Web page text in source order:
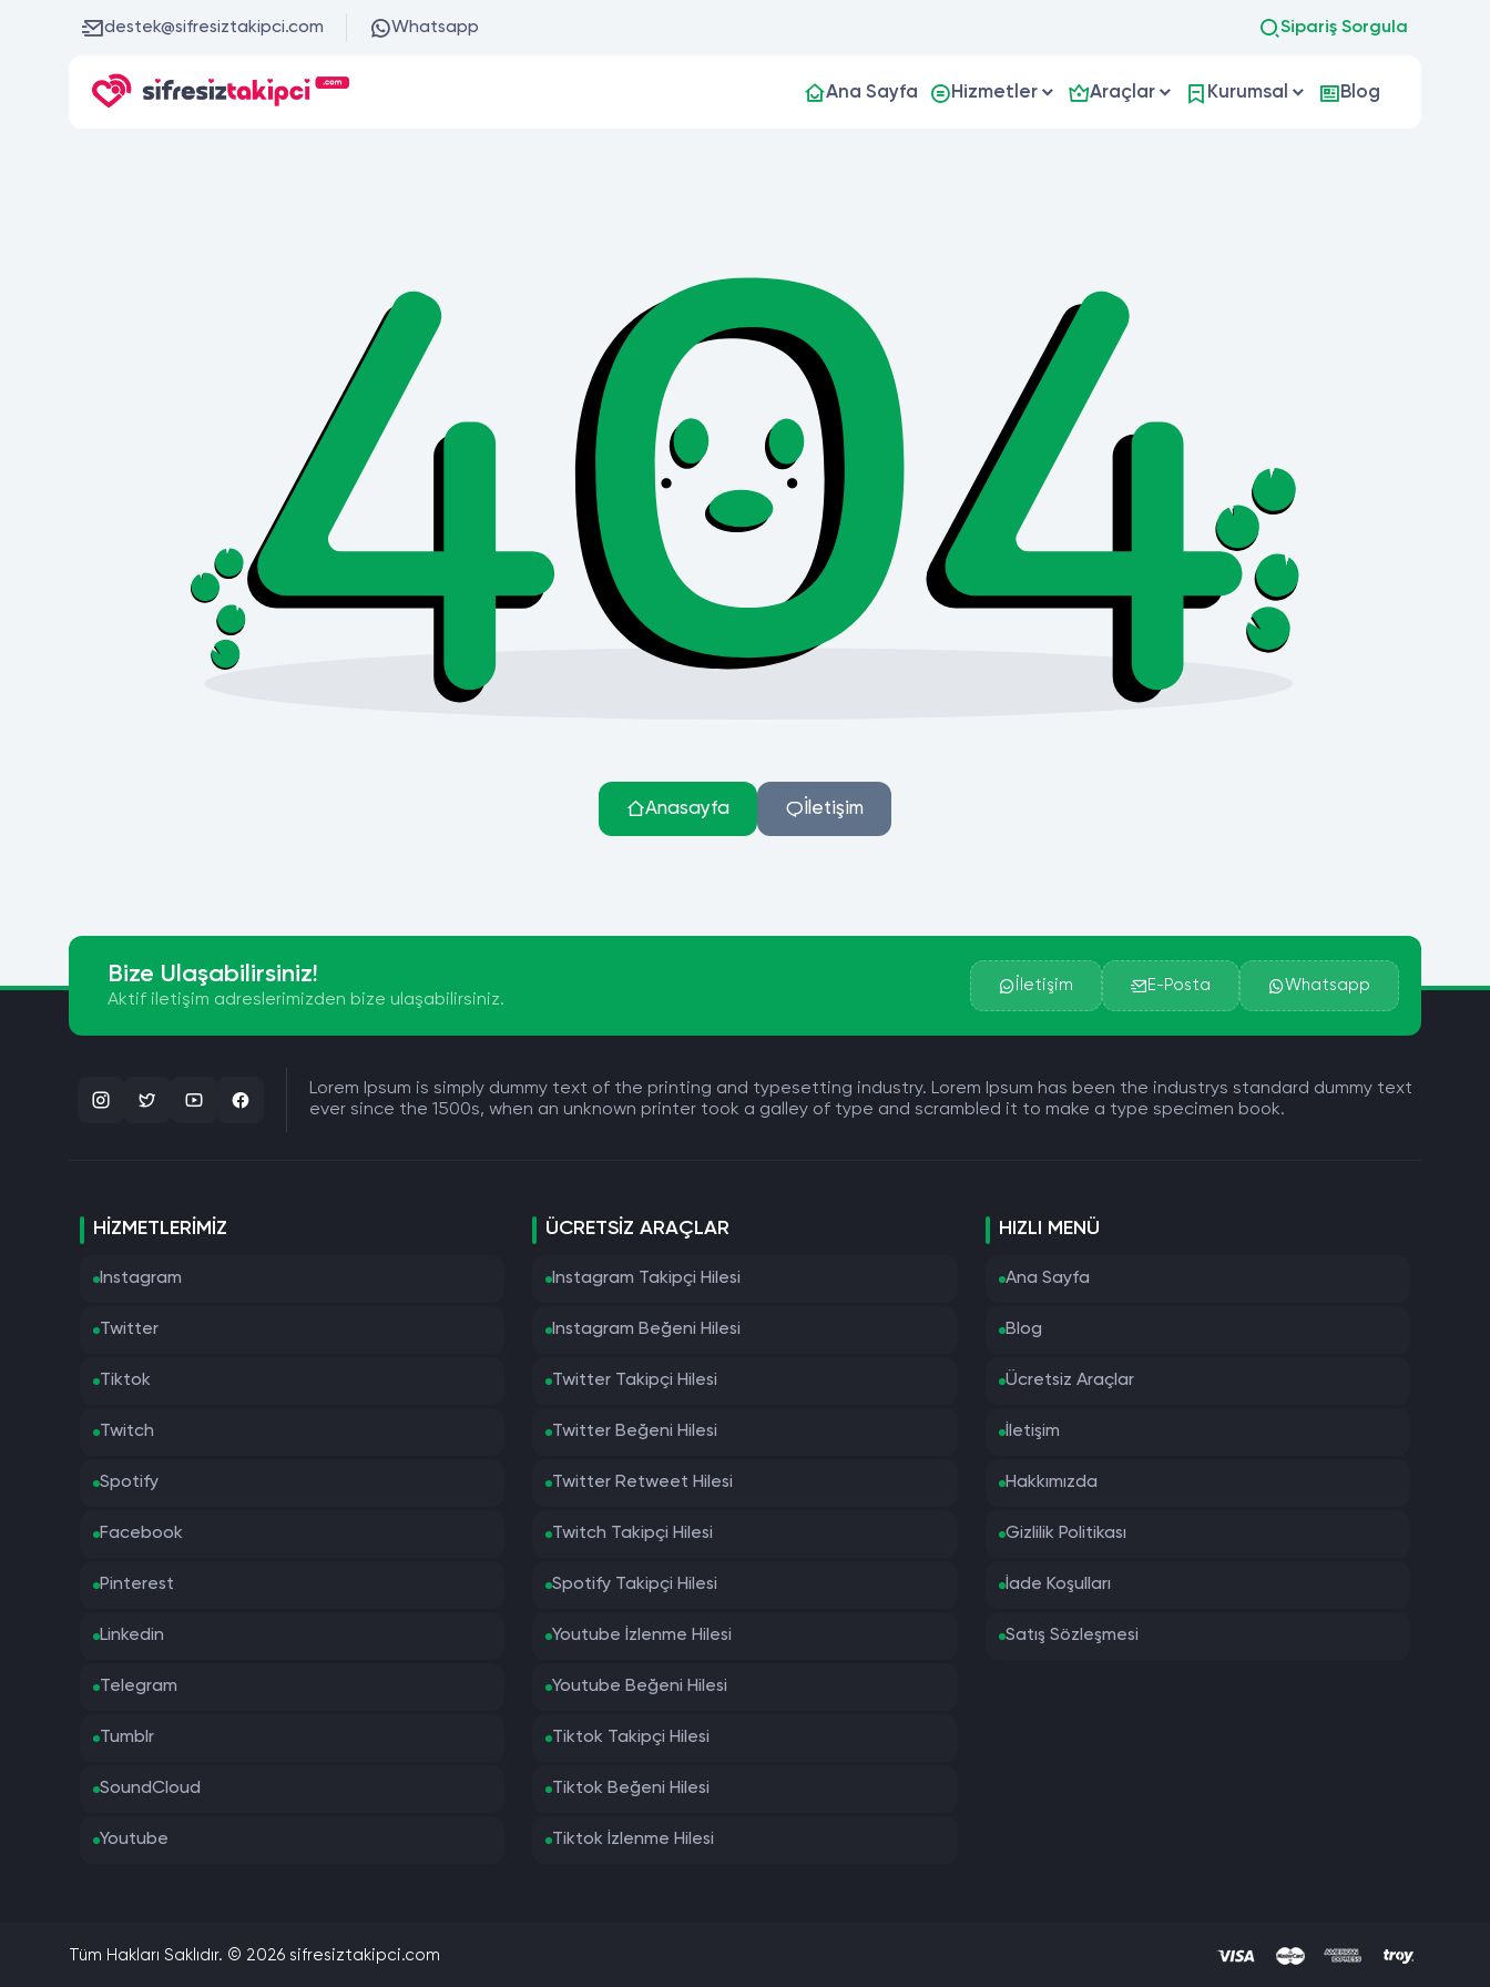
destek@sifresiztakipci.com Whatsapp Sipariş Sorgula
Ana Sayfa Hizmetler Araçlar Kurumsal Blog
Anasayfa İletişim
Bize Ulaşabilirsiniz!
Aktif iletişim adreslerimizden bize ulaşabilirsiniz.
İletişim E-Posta Whatsapp
Lorem Ipsum is simply dummy text of the printing and typesetting industry. Lorem Ipsum has been the industrys standard dummy text
ever since the 1500s, when an unknown printer took a galley of type and scrambled it to make a type specimen book.
HIZMETLERIMIZ
Instagram
Twitter
Tiktok
Twitch
Spotify
Facebook
Pinterest
Linkedin
Telegram
Tumblr
SoundCloud
Youtube
ÜCRETSIZ ARAÇLAR
Instagram Takipçi Hilesi
Instagram Beğeni Hilesi
Twitter Takipçi Hilesi
Twitter Beğeni Hilesi
Twitter Retweet Hilesi
Twitch Takipçi Hilesi
Spotify Takipçi Hilesi
Youtube İzlenme Hilesi
Youtube Beğeni Hilesi
Tiktok Takipçi Hilesi
Tiktok Beğeni Hilesi
Tiktok İzlenme Hilesi
HIZLI MENÜ
Ana Sayfa
Blog
Ücretsiz Araçlar
İletişim
Hakkımızda
Gizlilik Politikası
İade Koşulları
Satış Sözleşmesi
Tüm Hakları Saklıdır. © 2026 sifresiztakipci.com